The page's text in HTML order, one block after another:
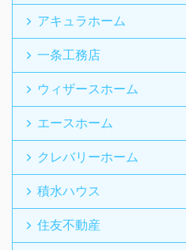
アキュラホーム
一条工務店
ウィザースホーム
エースホーム
クレバリーホーム
積水ハウス
住友不動産